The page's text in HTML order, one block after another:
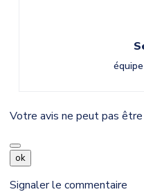
Votre avis ne peut pas
ok
Signaler le commentaire